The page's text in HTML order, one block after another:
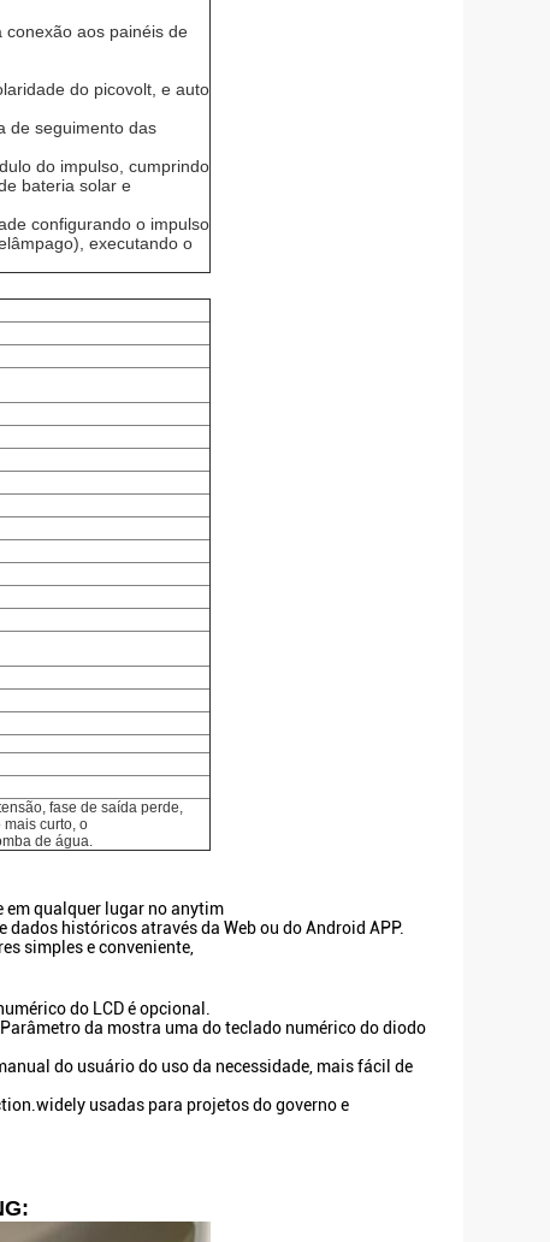
aos painéis de
do picovolt, e auto
de seguimento das
do impulso, cumprindo
bateria solar e
configurando o impulso
executando o
fase de saída perde,
curto, o
de água.
em qualquer lugar no anytim
históricos através da Web ou do Android APP.
simples e conveniente,
do LCD é opcional.
da mostra uma do teclado numérico do diodo
do usuário do uso da necessidade, mais fácil de
usadas para projetos do governo e